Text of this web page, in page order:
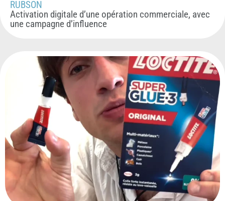
RUBSON
Activation digitale d’une opération commerciale, avec
une campagne d’influence